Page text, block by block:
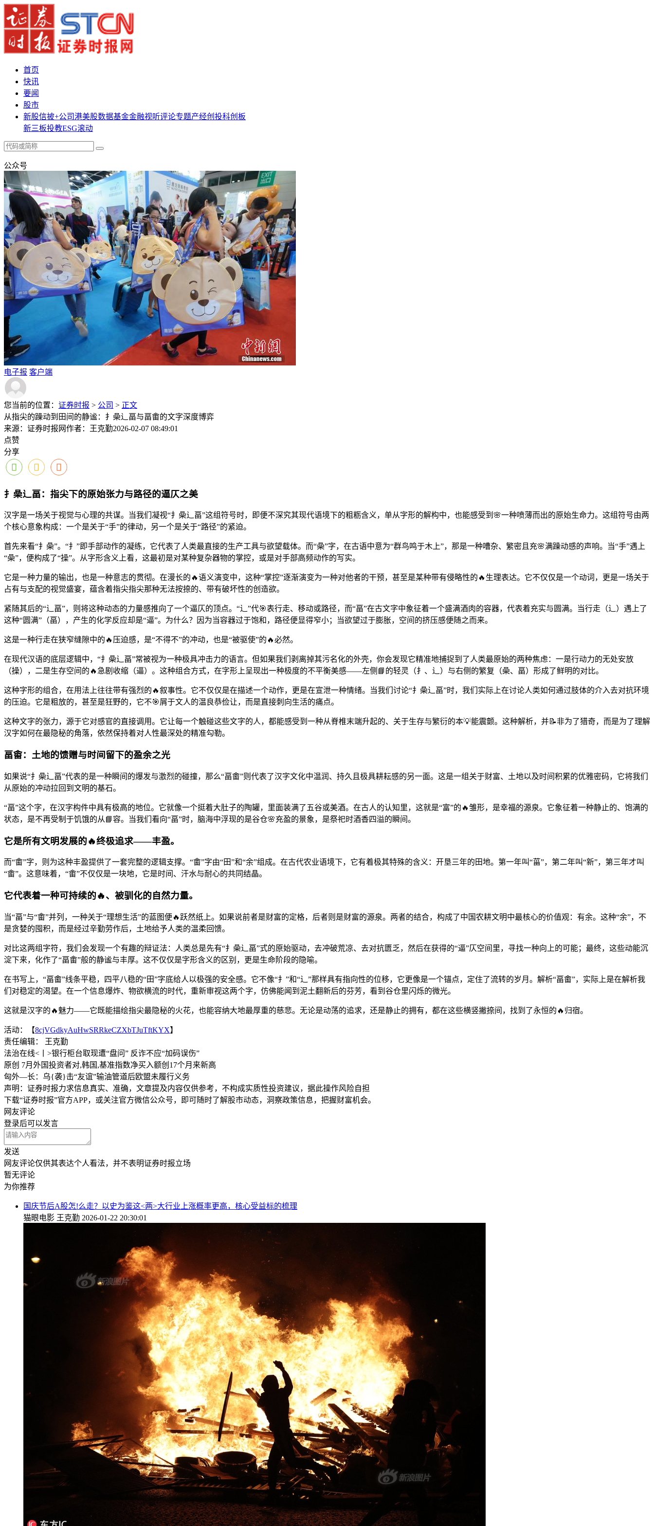
首页
快讯
要闻
股市
新股信披+公司港美股数据基金金融视听评论专题产经创投科创板
新三板投教ESG滚动
公众号
电子报 客户端
您当前的位置： 证券时报 > 公司 > 正文
从指尖的躁动到田间的静谧：扌喿辶畐与畐畬的文字深度博弈
来源：证券时报网作者：王克勤2026-02-07 08:49:01
点赞
分享
扌喿辶畐：指尖下的原始张力与路径的逼仄之美
汉字是一场关于视觉与心理的共谋。当我们凝视“扌喿辶畐”这组符号时，即便不深究其现代语境下的粗粝含义，单从字形的解构中，也能感受到🌸一种喷薄而出的原始生命力。这组符号由两
个核心意象构成：一个是关于“手”的律动，另一个是关于“路径”的紧迫。
首先来看“扌喿”。“扌”即手部动作的凝练，它代表了人类最直接的生产工具与欲望载体。而“喿”字，在古语中意为“群鸟鸣于木上”，那是一种嘈杂、繁密且充🌸满躁动感的声响。当“手”遇上
“喿”，便构成了“操”。从字形含义上看，这最初是对某种复杂器物的掌控，或是对手部高频动作的写实。
它是一种力量的输出，也是一种意志的贯彻。在漫长的🔥语义演变中，这种“掌控”逐渐演变为一种对他者的干预，甚至是某种带有侵略性的🔥生理表达。它不仅仅是一个动词，更是一场关于
占有与支配的视觉盛宴，蕴含着指尖指尖那种无法按捺的、带有破坏性的创造欲。
紧随其后的“辶畐”，则将这种动态的力量感推向了一个逼仄的顶点。“辶”代🎯表行走、移动或路径，而“畐”在古文字中象征着一个盛满酒肉的容器，代表着充实与圆满。当行走（辶）遇上了
这种“圆满”（畐），产生的化学反应却是“逼”。为什么？因为当容器过于饱和，路径便显得窄小；当欲望过于膨胀，空间的挤压感便随之而来。
这是一种行走在狭窄缝隙中的🔥压迫感，是“不得不”的冲动，也是“被驱使”的🔥必然。
在现代汉语的底层逻辑中，“扌喿辶畐”常被视为一种极具冲击力的语言。但如果我们剥离掉其污名化的外壳，你会发现它精准地捕捉到了人类最原始的两种焦虑：一是行动力的无处安放
（操），二是生存空间的🔥急剧收缩（逼）。这种组合方式，在字形上呈现出一种极度的不平衡美感——左侧📘的轻灵（扌、辶）与右侧的繁复（喿、畐）形成了鲜明的对比。
这种字形的组合，在用法上往往带有强烈的🔥叙事性。它不仅仅是在描述一个动作，更是在宣泄一种情绪。当我们讨论“扌喿辶畐”时，我们实际上在讨论人类如何通过肢体的介入去对抗环境
的压迫。它是粗放的，甚至是狂野的，它不🎯屑于文人的温良恭俭让，而是直接刺向生活的痛点。
这种文字的张力，源于它对感官的直接调用。它让每一个触碰这些文字的人，都能感受到一种从脊椎末端升起的、关于生存与繁衍的本💡能震颤。这种解析，并📝非为了猎奇，而是为了理解
汉字如何在最隐秘的角落，依然保持着对人性最深处的精准勾勒。
畐畬：土地的馈赠与时间留下的盈余之光
如果说“扌喿辶畐”代表的是一种瞬间的爆发与激烈的碰撞，那么“畐畬”则代表了汉字文化中温润、持久且极具耕耘感的另一面。这是一组关于财富、土地以及时间积累的优雅密码，它将我们
从原始的冲动拉回到文明的基石。
“畐”这个字，在汉字构件中具有极高的地位。它就像一个挺着大肚子的陶罐，里面装满了五谷或美酒。在古人的认知里，这就是“富”的🔥雏形，是幸福的源泉。它象征着一种静止的、饱满的
状态，是不再受制于饥饿的从📘容。当我们看向“畐”时，脑海中浮现的是谷仓🌸充盈的景象，是祭祀时酒香四溢的瞬间。
它是所有文明发展的🔥终极追求——丰盈。
而“畬”字，则为这种丰盈提供了一套完整的逻辑支撑。“畬”字由“田”和“余”组成。在古代农业语境下，它有着极其特殊的含义：开垦三年的田地。第一年叫“菑”，第二年叫“新”，第三年才叫
“畬”。这意味着，“畬”不仅仅是一块地，它是时间、汗水与耐心的共同结晶。
它代表着一种可持续的🔥、被驯化的自然力量。
当“畐”与“畬”并列，一种关于“理想生活”的蓝图便🔥跃然纸上。如果说前者是财富的定格，后者则是财富的源泉。两者的结合，构成了中国农耕文明中最核心的价值观：有余。这种“余”，不
是贪婪的囤积，而是经过辛勤劳作后，土地给予人类的温柔回馈。
对比这两组字符，我们会发现一个有趣的辩证法：人类总是先有“扌喿辶畐”式的原始驱动，去冲破荒凉、去对抗匮乏，然后在获得的“逼”仄空间里，寻找一种向上的可能；最终，这些动能沉
淀下来，化作了“畐畬”般的静谧与丰厚。这不仅仅是字形含义的区别，更是生命阶段的隐喻。
在书写上，“畐畬”线条平稳，四平八稳的“田”字底给人以极强的安全感。它不像“扌”和“辶”那样具有指向性的位移，它更像是一个锚点，定住了流转的岁月。解析“畐畬”，实际上是在解析我
们对稳定的渴望。在一个信息爆炸、物欲横流的时代，重新审视这两个字，仿佛能闻到泥土翻新后的芬芳，看到谷仓里闪烁的微光。
这就是汉字的🔥魅力——它既能描绘指尖最隐秘的火花，也能容纳大地最厚重的慈悲。无论是动荡的追求，还是静止的拥有，都在这些横竖撇捺间，找到了永恒的🔥归宿。
活动：【8cjVGdkyAuHwSRRkeCZXbTJuTftKYX】
责任编辑： 王克勤
法治在线<丨>银行柜台取现遭“盘问” 反诈不应“加码误伤”
原创 7月外国投资者对,韩国,基准指数净买入额创17个月来新高
匈外—长：乌{袭}击“友谊”输油管道后欧盟未履行义务
声明：证券时报力求信息真实、准确，文章提及内容仅供参考，不构成实质性投资建议，据此操作风险自担
下载“证券时报”官方APP，或关注官方微信公众号，即可随时了解股市动态，洞察政策信息，把握财富机会。
网友评论
登录后可以发言
发送
网友评论仅供其表达个人看法，并不表明证券时报立场
暂无评论
为你推荐
国庆节后A股怎!么走？以史为鉴这<两>大行业上涨概率更高，核心受益标的梳理
猫眼电影 王克勤 2026-01-22 20:30:01